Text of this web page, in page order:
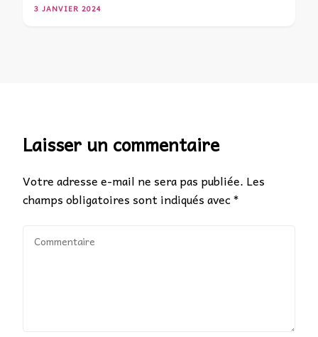
3 JANVIER 2024
Laisser un commentaire
Votre adresse e-mail ne sera pas publiée. Les
champs obligatoires sont indiqués avec*